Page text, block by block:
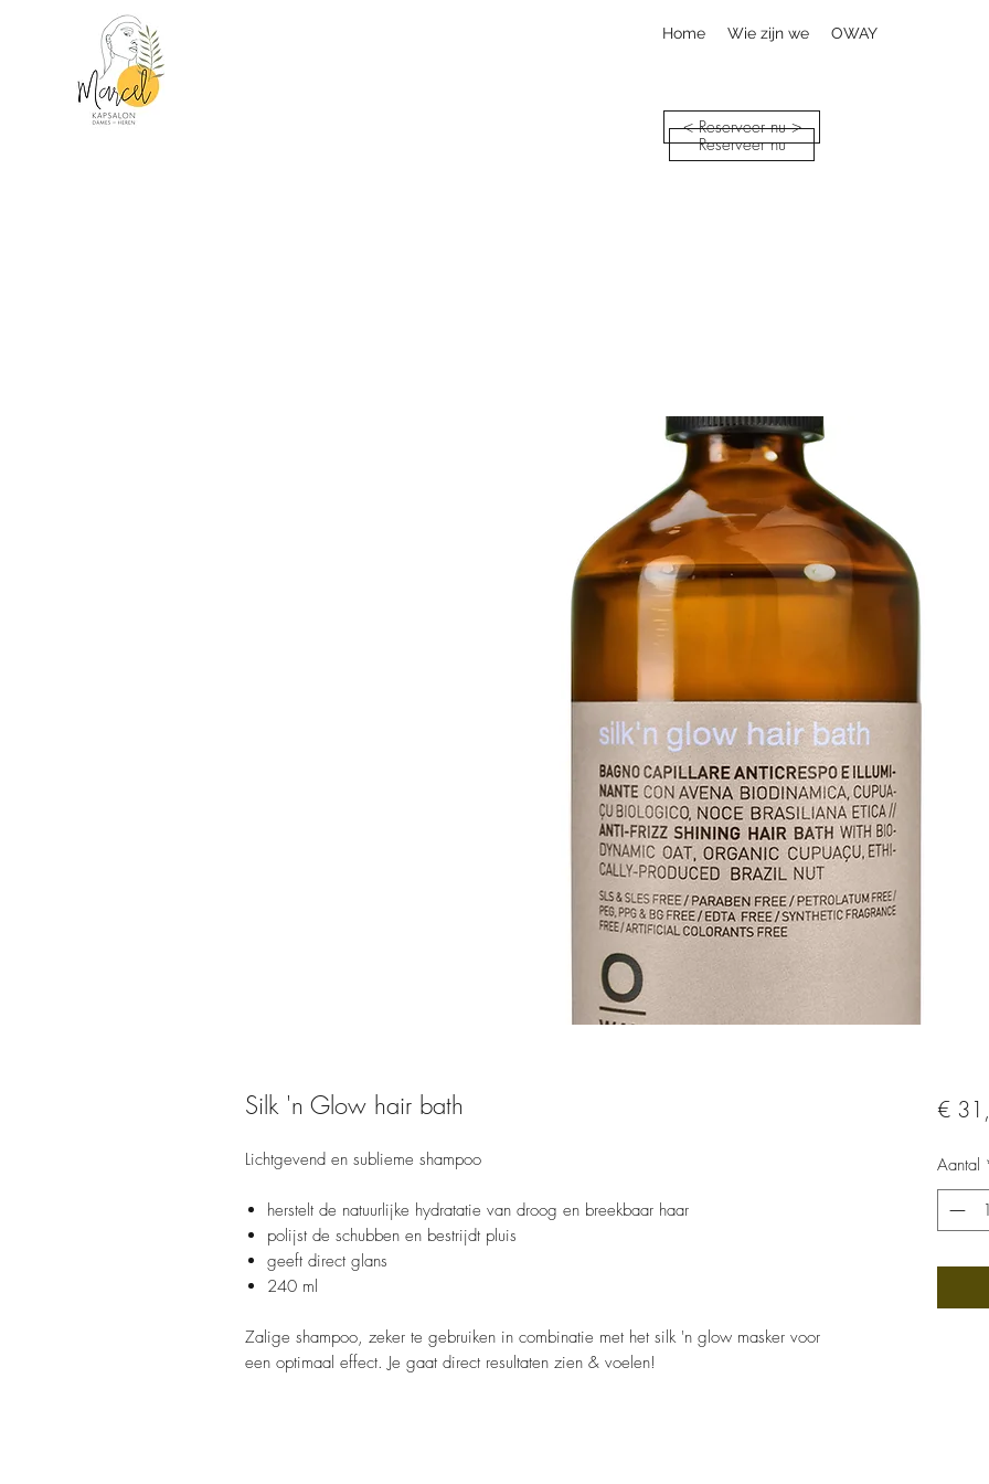
Home Wie zijn we OWAY
< Reserveer nu >
Silk 'n Glow hair bath
Lichtgevend en sublieme shampoo
herstelt de natuurlijke hydratatie van droog en breekbaar haar
polijst de schubben en bestrijdt pluis
geeft direct glans
240 ml
Zalige shampoo, zeker te gebruiken in combinatie met het silk 'n glow masker voor
een optimaal effect. Je gaat direct resultaten zien & voelen!
€
Aantal
Reserveer nu